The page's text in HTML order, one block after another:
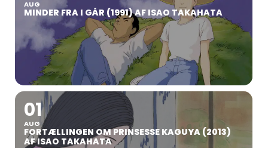
AUG
MINDER FRA I GÅR (1991) AF ISAO TAKAHATA
01
AUG
FORTÆLLINGEN OM PRINSESSE KAGUYA (2013)
AF ISAO TAKAHATA